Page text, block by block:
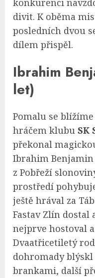
konkurenci
divit. K oběma
posledních dvou
dílem přispěl.
Ibrahim
let)
Pomalu se
hráčem klubu SK
překonal
Ibrahim
z Pobřeží
prostředí
ještě hrával za
Fastav Zlín dostal
nejprve hostoval
Dvaatřicetiletý
dohromady
brankami, další